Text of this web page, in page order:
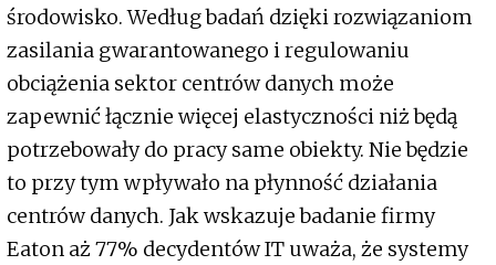
środowisko. Według badań dzięki rozwiązaniom
zasilania gwarantowanego i regulowaniu
obciążenia sektor centrów danych może
zapewnić łącznie więcej elastyczności niż będą
potrzebowały do pracy same obiekty. Nie będzie
to przy tym wpływało na płynność działania
centrów danych. Jak wskazuje badanie firmy
Eaton aż 77% decydentów IT uważa, że systemy